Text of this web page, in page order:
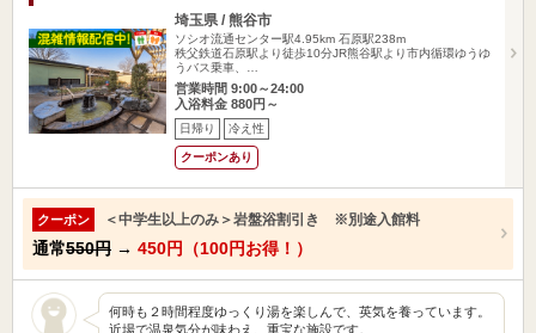
埼玉県 / 熊谷市
ソシオ流通センター駅4.95km 石原駅238m
秩父鉄道石原駅より徒歩10分JR熊谷駅より市内循環ゆうゆ
うバス乗車、…
営業時間 9:00～24:00
入浴料金 880円～
日帰り 冷え性
クーポンあり
クーポン ＜中学生以上のみ＞岩盤浴割引き ※別途入館料
通常550円 → 450円（100円お得！）
何時も２時間程度ゆっくり湯を楽しんで、英気を養っています。
近場で温泉気分が味わえ、重宝な施設です。